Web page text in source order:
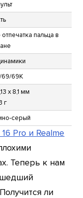
пальца в
69/69K
x 8,1 мм
г
серый
16 Pro и Realme
Теперь к нам
ли